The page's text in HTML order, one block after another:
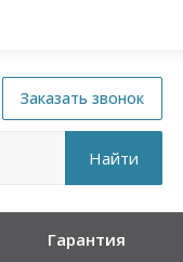
Гарантия